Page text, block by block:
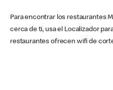
Para encontrar los restaurantes
cerca de ti, usa el Localizador
restaurantes ofrecen wifi de